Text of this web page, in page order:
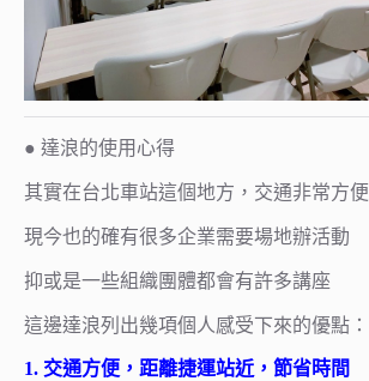
● 達浪的使用心得
其實在台北車站這個地方，交通非常方便
現今也的確有很多企業需要場地辦活動
抑或是一些組織團體都會有許多講座
這邊達浪列出幾項個人感受下來的優點：
1. 交通方便，距離捷運站近，節省時間